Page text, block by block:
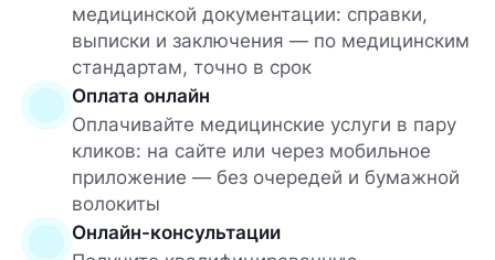
медицинской документации: справки,
выписки и заключения — по медицинским
стандартам, точно в срок
Оплата онлайн
Оплачивайте медицинские услуги в пару
кликов: на сайте или через мобильное
приложение — без очередей и бумажной
волокиты
Онлайн-консультации